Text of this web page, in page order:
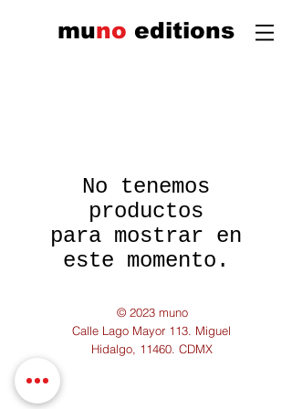
muno editions
No tenemos
productos
para mostrar en
este momento.
© 2023 muno
Calle Lago Mayor 113. Miguel
Hidalgo, 11460. CDMX